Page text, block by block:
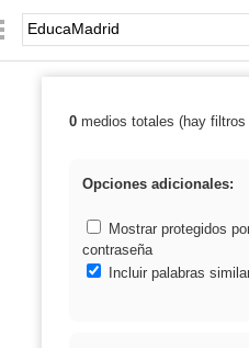
Palabra o frase:
Resultados de:
0medios totales (hay filtros
Opciones adicionales:
Mostrar protegidos
contraseña
Incluir palabras